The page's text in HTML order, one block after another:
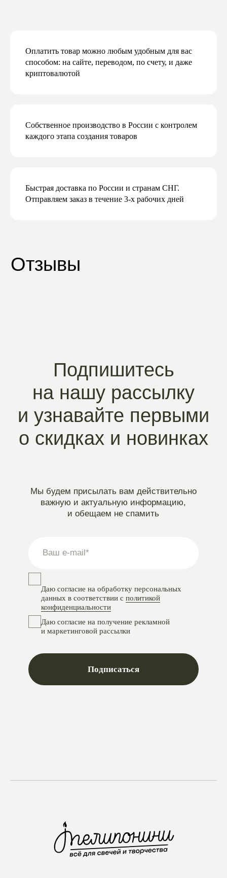
Оплатить товар можно любым удобным для вас
способом: на сайте, переводом, по счету, и даже
криптовалютой
Собственное производство в России с контролем
каждого этапа создания товаров
Быстрая доставка по России и странам СНГ.
Отправляем заказ в течение 3-х рабочих дней
Даю согласие на получение рекламной
и маркетинговой рассылки
Instagram
VKontakte
проект Meta Platforms, деятельность в РФ запрещена